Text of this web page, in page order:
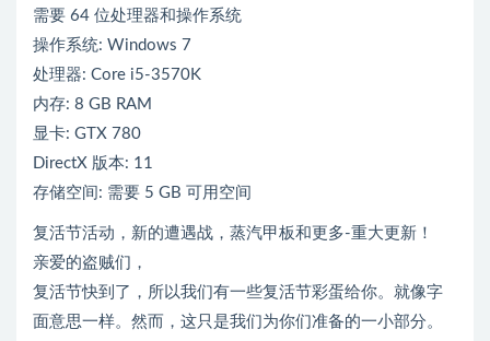
需要 64 位处理器和操作系统
操作系统: Windows 7
处理器: Core i5-3570K
内存: 8 GB RAM
显卡: GTX 780
DirectX 版本: 11
存储空间: 需要 5 GB 可用空间
复活节活动，新的遭遇战，蒸汽甲板和更多-重大更新！
亲爱的盗贼们，
复活节快到了，所以我们有一些复活节彩蛋给你。就像字
面意思一样。然而，这只是我们为你们准备的一小部分。